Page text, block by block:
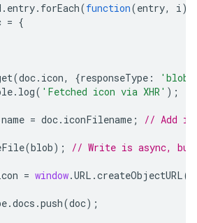
. entry. forEach(function(entry, i )
= {
(doc. icon, {responseType : 'blob'
. log( 'Fetched icon via XHR' );
name = doc. iconFilename ; // Add
(blob); // Write is async,
= window.URL .createObjectURL(
.docs .push(doc);